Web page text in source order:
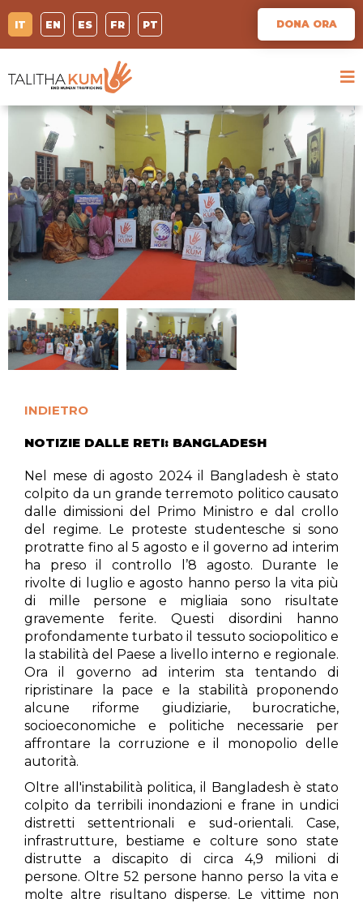
IT EN ES FR PT DONA ORA
INDIETRO
NOTIZIE DALLE RETI: BANGLADESH
Nel mese di agosto 2024 il Bangladesh è stato
colpito da un grande terremoto politico causato
dalle dimissioni del Primo Ministro e dal crollo
del regime. Le proteste studentesche si sono
protratte fino al 5 agosto e il governo ad interim
ha preso il controllo l’8 agosto. Durante le
rivolte di luglio e agosto hanno perso la vita più
di mille persone e migliaia sono risultate
gravemente ferite. Questi disordini hanno
profondamente turbato il tessuto sociopolitico e
la stabilità del Paese a livello interno e regionale.
Ora il governo ad interim sta tentando di
ripristinare la pace e la stabilità proponendo
alcune riforme giudiziarie, burocratiche,
socioeconomiche e politiche necessarie per
affrontare la corruzione e il monopolio delle
autorità.
Oltre all'instabilità politica, il Bangladesh è stato
colpito da terribili inondazioni e frane in undici
distretti settentrionali e sud-orientali. Case,
infrastrutture, bestiame e colture sono state
distrutte a discapito di circa 4,9 milioni di
persone. Oltre 52 persone hanno perso la vita e
molte altre risultano disperse. Le vittime non